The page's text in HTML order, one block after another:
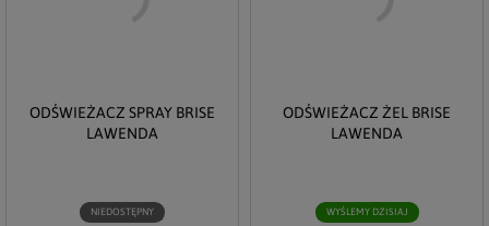
ODŚWIEŻACZ SPRAY BRISE
LAWENDA
NIEDOSTĘPNY
ODŚWIEŻACZ ŻEL BRISE
LAWENDA
WYŚLEMY DZISIAJ